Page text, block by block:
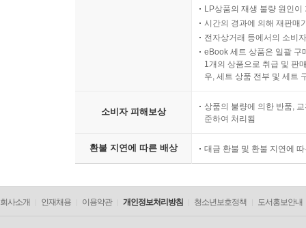
LP상품의 재생 불량 원인
시간의 경과에 의해 재판매
전자상거래 등에서의 소비
eBook 세트 상품은 일괄 구
1개의 상품으로 취급 및 판
우, 세트 상품 전부 및 세트
소비자 피해보상
상품의 불량에 의한 반품,
준하여 처리됨
환불 지연에 따른 배상 대금 환불 및 환불 지연에
회사소개 인재채용 이용약관 개인정보처리방침 청소년보호정책 도서홍보안내